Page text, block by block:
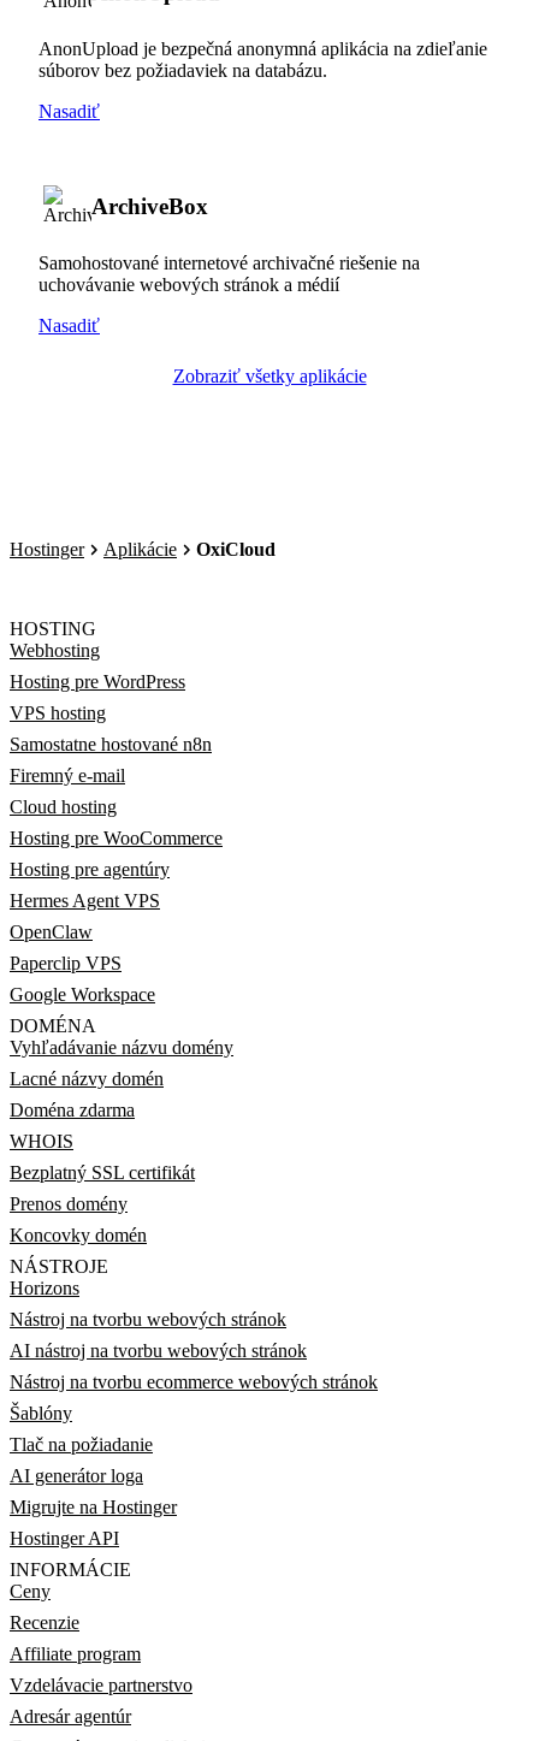
AnonUpload je bezpečná anonymná aplikácia na zdieľanie
súborov bez požiadaviek na databázu.
Nasadiť
ArchiveBox
Samohostované internetové archivačné riešenie na
uchovávanie webových stránok a médií
Nasadiť
Zobraziť všetky aplikácie
Hostinger Aplikácie OxiCloud
HOSTING
Webhosting
Hosting pre WordPress
VPS hosting
Samostatne hostované n8n
Firemný e-mail
Cloud hosting
Hosting pre WooCommerce
Hosting pre agentúry
Hermes Agent VPS
OpenClaw
Paperclip VPS
Google Workspace
DOMÉNA
Vyhľadávanie názvu domény
Lacné názvy domén
Doména zdarma
WHOIS
Bezplatný SSL certifikát
Prenos domény
Koncovky domén
NÁSTROJE
Horizons
Nástroj na tvorbu webových stránok
AI nástroj na tvorbu webových stránok
Nástroj na tvorbu ecommerce webových stránok
Šablóny
Tlač na požiadanie
AI generátor loga
Migrujte na Hostinger
Hostinger API
INFORMÁCIE
Ceny
Recenzie
Affiliate program
Vzdelávacie partnerstvo
Adresár agentúr